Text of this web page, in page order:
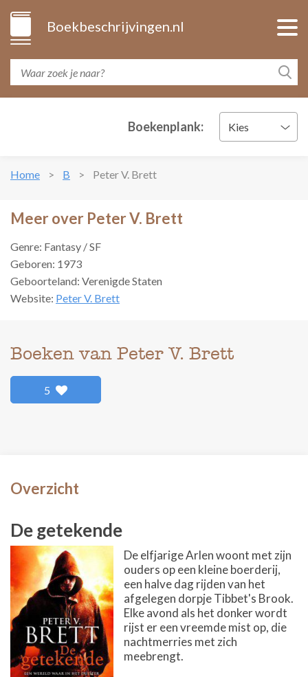
Boekbeschrijvingen.nl
Boekenplank: Kies
Home B Peter V. Brett
Meer over Peter V. Brett
Genre: Fantasy / SF
Geboren: 1973
Geboorteland: Verenigde Staten
Website: Peter V. Brett
Boeken van Peter V. Brett
5
Overzicht
De getekende
De elfjarige Arlen woont met zijn
ouders op een kleine boerderij,
een halve dag rijden van het
afgelegen dorpje Tibbet's Brook.
Elke avond als het donker wordt
rijst er een vreemde mist op, die
nachtmerries met zich
meebrengt.